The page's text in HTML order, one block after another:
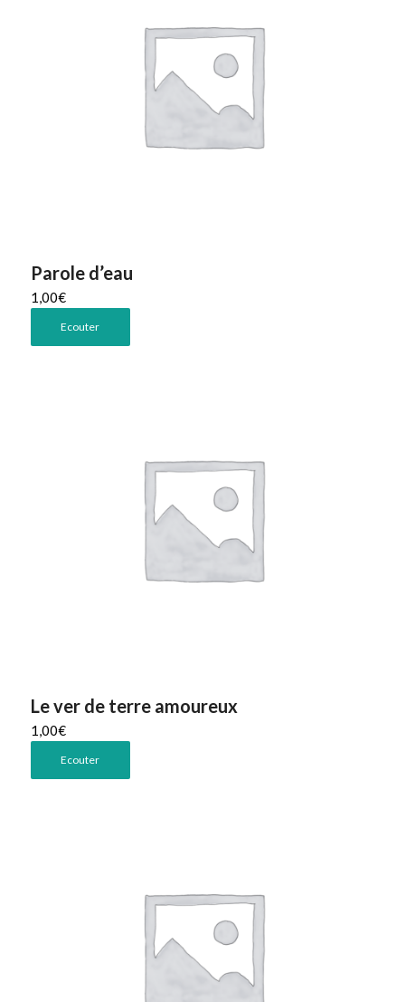
Parole d’eau
1,00€
Ecouter
Le ver de terre amoureux
1,00€
Ecouter